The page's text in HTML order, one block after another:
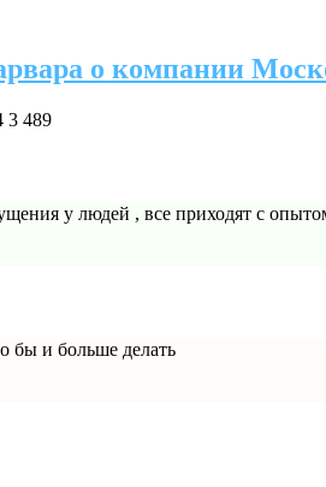
о компании
3 489
у людей , все приходят с
бы и больше делать